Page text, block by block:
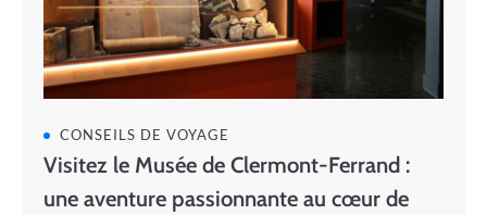
CONSEILS DE VOYAGE
Visitez le Musée de Clermont-Ferrand :
une aventure passionnante au cœur de